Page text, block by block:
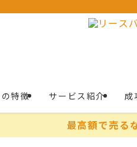
特徴 サービス紹介 成
最高額で売る